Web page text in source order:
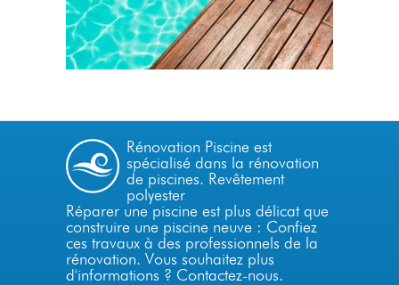
Rénovation Piscine est
spécialisé dans la rénovation
de piscines. Revêtement
polyester
Réparer une piscine est plus délicat que
construire une piscine neuve : Confiez
ces travaux à des professionnels de la
rénovation. Vous souhaitez plus
d'informations ? Contactez-nous.